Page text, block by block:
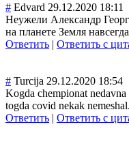
# Edvard 29.12.2020 18:11
Неужели Александр
на планете Земля
Ответить | Ответить с
# Turcija 29.12.2020 18:54
Kogda chempionat
togda covid nekak
Ответить | Ответить с